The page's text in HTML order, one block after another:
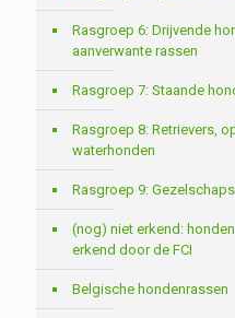
Rasgroep 6: Drijvende
aanverwante rassen
Rasgroep 7: Staande
Rasgroep 8: Retrievers,
waterhonden
Rasgroep 9:
(nog) niet erkend:
erkend door de FCI
Belgische hondenrassen